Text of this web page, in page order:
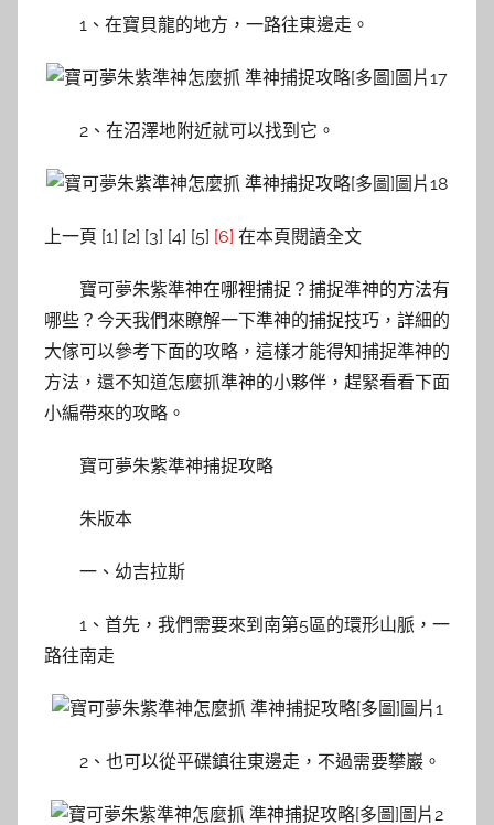
1、在寶貝龍的地方，一路往東邊走。
2、在沼澤地附近就可以找到它。
上一頁 [1] [2] [3] [4] [5] [6] 在本頁閱讀全文
寶可夢朱紫準神在哪裡捕捉？捕捉準神的方法有
哪些？今天我們來瞭解一下準神的捕捉技巧，詳細的
大傢可以參考下面的攻略，這樣才能得知捕捉準神的
方法，還不知道怎麼抓準神的小夥伴，趕緊看看下面
小編帶來的攻略。
寶可夢朱紫準神捕捉攻略
朱版本
一、幼吉拉斯
1、首先，我們需要來到南第5區的環形山脈，一
路往南走
2、也可以從平碟鎮往東邊走，不過需要攀巖。